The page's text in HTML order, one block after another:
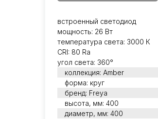
встроенный светодиод
мощность: 26 Вт
температура света: 3000 К
CRI: 80 Ra
угол света: 360°
коллекция: Amber
форма: круг
бренд: Freya
высота, мм: 400
диаметр, мм: 400